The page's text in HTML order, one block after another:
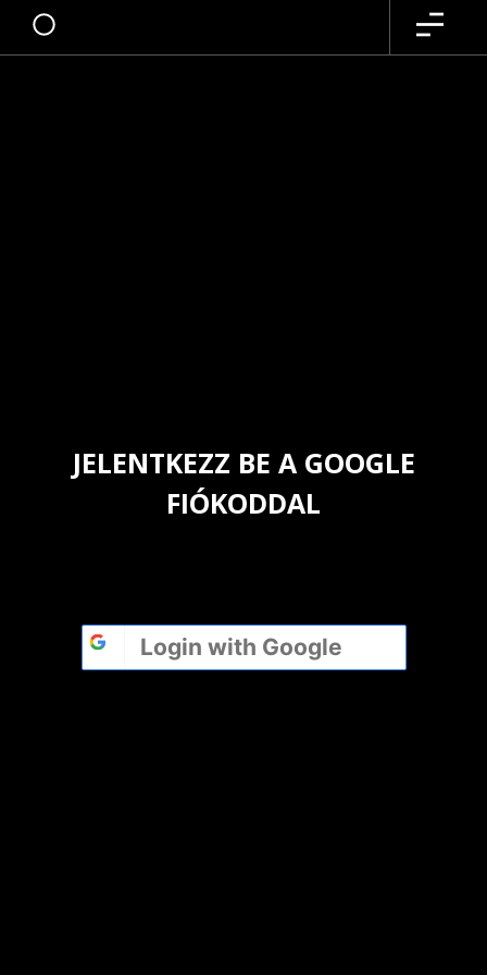
JELENTKEZZ BE A GOOGLE
FIÓKODDAL
Login with Google